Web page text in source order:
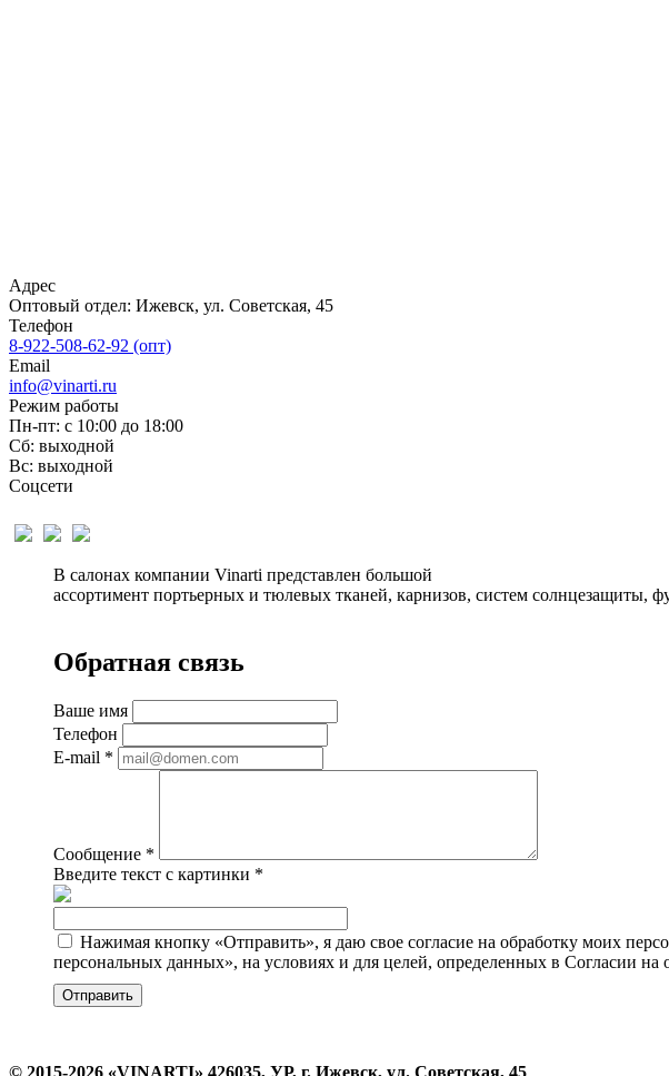
Адрес
Оптовый отдел: Ижевск, ул. Советская, 45
Телефон
8-922-508-62-92 (опт)
Email
info@vinarti.ru
Режим работы
Пн-пт: с 10:00 до 18:00
Сб: выходной
Вс: выходной
Соцсети
В салонах компании Vinarti представлен большой
ассортимент портьерных и тюлевых тканей, карнизов, систем солнцезащиты,
Обратная связь
Ваше имя
Телефон
E-mail *
Сообщение *
Введите текст с картинки *
Нажимая кнопку «Отправить», я даю свое согласие на обработку моих
персональных данных», на условиях и для целей, определенных в Согласии на
© 2015-2026 «VINARTI» 426035, УР, г. Ижевск, ул. Советская, 45